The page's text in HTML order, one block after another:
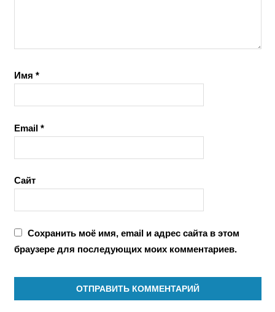
Имя *
Email *
Сайт
Сохранить моё имя, email и адрес сайта в этом
браузере для последующих моих комментариев.